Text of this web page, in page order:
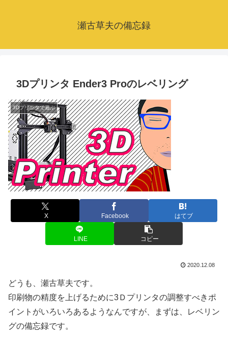
瀬古草夫の備忘録
3Dプリンタ Ender3 Proのレベリング
3Dプリンタで遊ぶ
X Facebook はてブ
LINE コピー
2020.12.08
どうも、瀬古草夫です。
印刷物の精度を上げるために3Ｄプリンタの調整すべきポ
イントがいろいろあるようなんですが、まずは、レベリン
グの備忘録です。